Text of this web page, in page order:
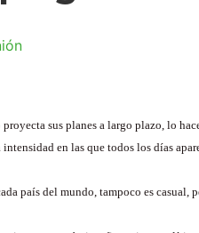
sus planes a largo plazo, lo
intensidad en las que todos los días
país del mundo, tampoco es casual,